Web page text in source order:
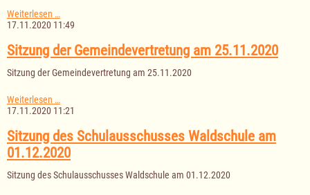
Weiterlesen …
der
am
26.11.2020
17.11.2020 11:49
Sitzung der Gemeindevertretung am 25.11.2020
Sitzung der Gemeindevertretung am 25.11.2020
Weiterlesen …
der
am
25.11.2020
17.11.2020 11:21
Sitzung des Schulausschusses Waldschule am
01.12.2020
Sitzung des Schulausschusses Waldschule am 01.12.2020